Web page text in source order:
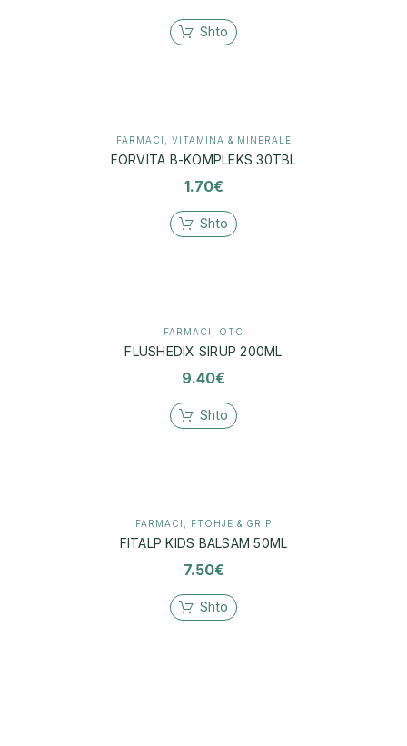
Shto
FARMACI VITAMINA & MINERALE
FORVITA B-KOMPLEKS 30TBL
1.70€
Shto
FARMACI OTC
FLUSHEDIX SIRUP 200ML
9.40€
Shto
FARMACI FTOHJE & GRIP
FITALP KIDS BALSAM 50ML
7.50€
Shto